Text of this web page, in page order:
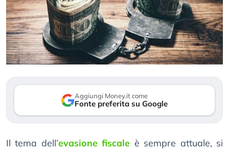
Aggiungi Money.it come
Fonte preferita su Google
Il tema dell’evasione fiscale è sempre attuale, si